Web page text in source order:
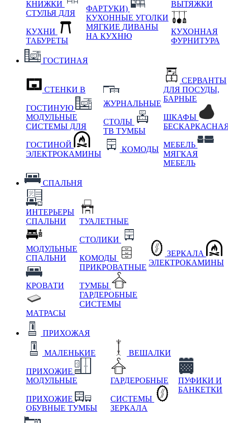
КНИЖКИ
СТУЛЬЯ ДЛЯ
КУХНИ
ТАБУРЕТЫ
ФАРТУКИ)
КУХОННЫЕ УГОЛКИ
МЯГКИЕ ДИВАНЫ
НА КУХНЮ
ВЫТЯЖКИ
КУХОННАЯ
ФУРНИТУРА
ГОСТИНАЯ
СТЕНКИ В
ГОСТИНУЮ
МОДУЛЬНЫЕ
СИСТЕМЫ ДЛЯ
ГОСТИНОЙ
ЭЛЕКТРОКАМИНЫ
ЖУРНАЛЬНЫЕ
СТОЛЫ
ТВ ТУМБЫ
КОМОДЫ
СЕРВАНТЫ
ДЛЯ ПОСУДЫ,
БАРНЫЕ
ШКАФЫ
МЕБЕЛЬ
МЯГКАЯ
МЕБЕЛЬ
СПАЛЬНЯ
ИНТЕРЬЕРЫ
СПАЛЬНИ
МОДУЛЬНЫЕ
СПАЛЬНИ
КРОВАТИ
МАТРАСЫ
ТУАЛЕТНЫЕ
СТОЛИКИ
КОМОДЫ
ПРИКРОВАТНЫЕ
ТУМБЫ
ГАРДЕРОБНЫЕ
СИСТЕМЫ
ЗЕРКАЛА
ЭЛЕКТРОКАМИНЫ
ПРИХОЖАЯ
МАЛЕНЬКИЕ
ПРИХОЖИЕ
МОДУЛЬНЫЕ
ПРИХОЖИЕ
ОБУВНЫЕ ТУМБЫ
ВЕШАЛКИ
ГАРДЕРОБНЫЕ
СИСТЕМЫ
ЗЕРКАЛА
ПУФИКИ И
БАНКЕТКИ